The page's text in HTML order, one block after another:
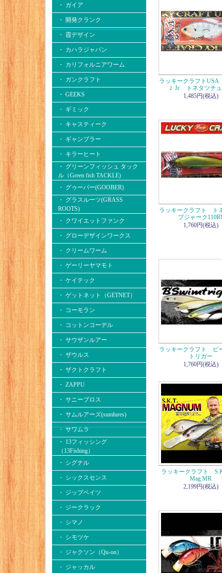
・ ガイア
・ 開発クランク
・ 霞デザイン
・ カハラジャパン
・ カリフォルニアワーム
・ ガンクラフト
・ GEEKS
・ ギミック
・ キャスティーク
・ ギャンブラー
・ キラーヒート
・ グリーンフィッシュ タック
ル（Green fish TACKLE)
・ グゥーバー(GOOBER)
・ グラスルーツ(GRASS
ROOTS)
・ クワイエットファンク
・ グローデザインワークス
・ クリームワーム
・ ゲーリーヤマモト
・ ケイテック
・ ゲットネット（GETNET）
・ コーモラン
・ コットンコーデル
・ サウザンルアー
・ ザウルス
・ ザクトクラフト
・ ZAPPU
・ サニーブロス
・ サムルアーズ(sumlures)
・ サワムラ
・ 13フィッシング
（13Fishing）
・ シグナル
・ シックスセンス
・ ジップベイツ
・ ジークラック
・ シマノ
・ シモツケ
・ ジャクソン（Qu-on）
・ ジャッカル
ラッキークラフト
Ｊ Jr. トネタツチ
1,485円(税込)
ラッキークラフト ト
プジャーク
1,760円(税込)
ラッキークラフト ビ
トリガー
1,760円(税込)
ラッキークラフト
Mag MR
2,199円(税込)